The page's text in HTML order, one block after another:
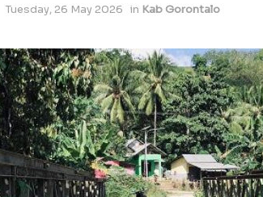
Tuesday, 26 May 2026 in Kab Gorontalo